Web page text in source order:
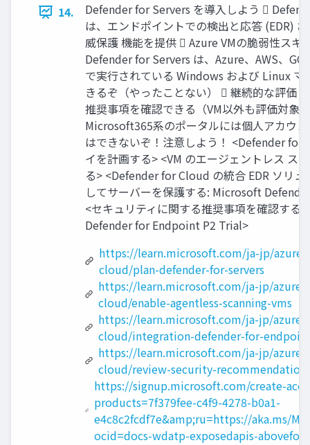
14.
Defender for Servers を導入しよう 
は、エンドポイントでの検出と応答 (EDR)
威保護 機能を提供  Azure VMの脆弱性ス
Defender for Servers は、Azure、AWS、
で実行されている Windows および Linux マ
きるぞ（やったことない）  継続的な評価
推奨事項を確認できる（VM以外も評価対象
Microsoft365系のポータルには個人アカウ
はできないぞ！注意しよう！ <Defender for
イを計画する> <VM のエージェントレス ス
る> <Defender for Cloud の統合 EDR ソリュ
してサーバーを保護する: Microsoft
<セキュリティに関する推奨事項を確認する
Defender for Endpoint P2 Trial>
https://learn.microsoft.com/ja-jp/azure/
cloud/plan-defender-for-servers
https://learn.microsoft.com/ja-jp/azure/
cloud/enable-agentless-scanning-vms
https://learn.microsoft.com/ja-jp/azure/
cloud/integration-defender-for-
https://learn.microsoft.com/ja-jp/azure/
cloud/review-security-
https://signup.microsoft.com/create-
products=7f379fee-c4f9-4278-b0a1-
e4c8c2fcdf7e&amp;ru=https://aka.ms/
ocid=docs-wdatp-exposedapis-